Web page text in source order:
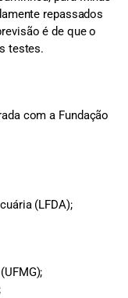
repassados
é de que o
testes.
com a Fundação
(LFDA);